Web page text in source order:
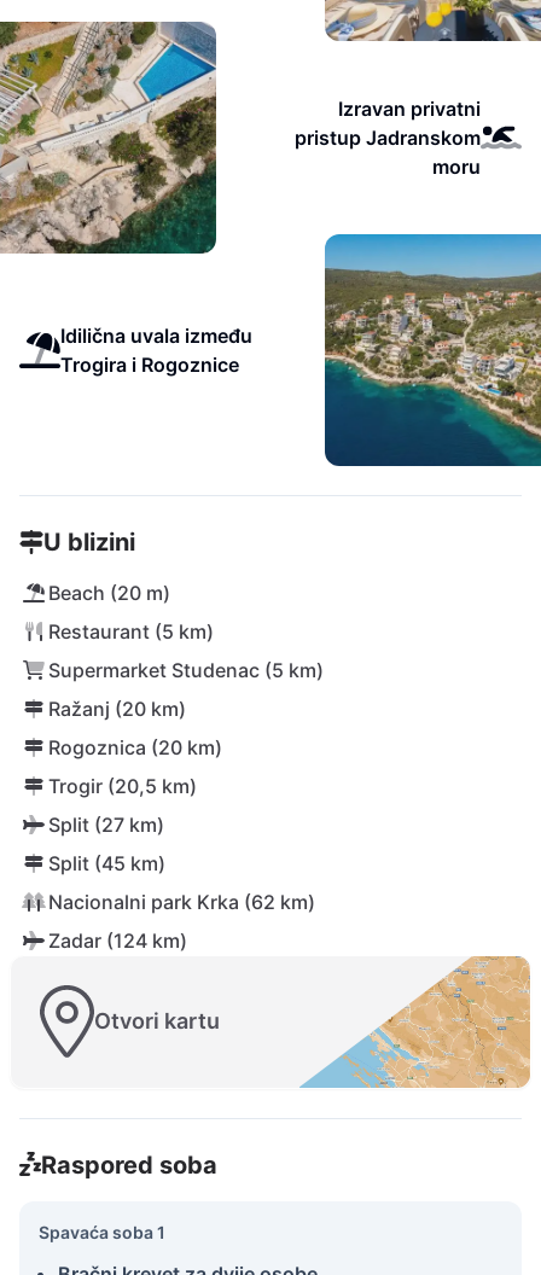
Izravan privatni
pristup Jadranskom
moru
Idilična uvala između
Trogira i Rogoznice
U blizini
Beach (20 m)
Restaurant (5 km)
Supermarket Studenac (5 km)
Ražanj (20 km)
Rogoznica (20 km)
Trogir (20,5 km)
Split (27 km)
Split (45 km)
Nacionalni park Krka (62 km)
Zadar (124 km)
Otvori kartu
Raspored soba
Spavaća soba 1